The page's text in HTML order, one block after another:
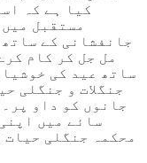
کیا ہے کہ
مستقبل
جانفشانی کے
مل جل کر کام
ساتھ عید کی
جنگلات و جنگلی
جانوں کو داو
سائے میں
محکمہ جنگلی حیات